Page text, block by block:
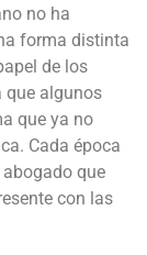
no ha
forma distinta
de los
que algunos
que ya no
Cada época
que
con las